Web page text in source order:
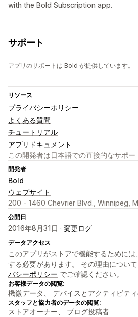
with the Bold Subscription app.
サポート
アプリのサポートは Bold が提供しています。
リソース
プライバシーポリシー
よくある質問
チュートリアル
アプリドキュメント
この開発者は日本語での直接的なサポー
開発者
Bold
ウェブサイト
200 - 1460 Chevrier Blvd., Winnipeg,
公開日
2016年8月31日 · 変更ログ
データアクセス
このアプリがストアで機能するために
する必要があります。 その理由につい
バシーポリシー でご確認ください。
お客様データの閲覧:
機微データ、 デバイスとアクティビテ
スタッフと協力者のデータの閲覧:
ストアオーナー、 ブログ投稿者